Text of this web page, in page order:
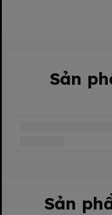
các con vật theo nhóm
✅ Ưu điểm nổi bật:
Sản
Sản